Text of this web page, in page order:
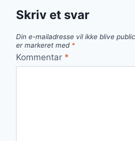
Skriv et svar
Din e-mailadresse vil ikke blive
er markeret med *
Kommentar *